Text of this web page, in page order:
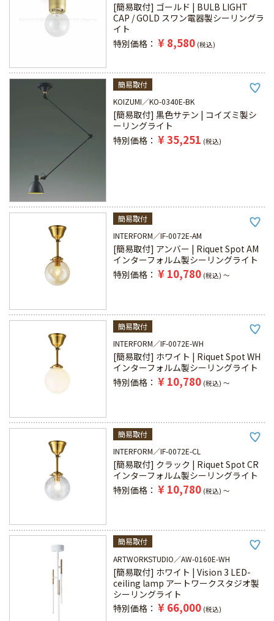
[簡易取付] ゴールド | BULB LIGHT
CAP / GOLD スワン電器製シーリングラ
イト
特別価格
¥ 8,580 税込
簡易取付
KOIZUMI
KO-0340E-BK
[簡易取付] 黒色サテン | コイズミ製シ
ーリングライト
特別価格
¥35,251 税込
簡易取付
INTERFORM
IF-0072E-AM
[簡易取付] アンバー | Riquet Spot AM
インターフォルム製シーリングライト
特別価格
¥ 10,780 税込 〜
簡易取付
INTERFORM
IF-0072E-WH
[簡易取付] ホワイト | Riquet Spot WH
インターフォルム製シーリングライト
特別価格
¥ 10,780 税込 〜
簡易取付
INTERFORM
IF-0072E-CL
[簡易取付] クラック | Riquet Spot CR
インターフォルム製シーリングライト
特別価格
¥ 10,780 税込 〜
簡易取付
ARTWORKSTUDIO
AW-0160E-WH
[簡易取付] ホワイト | Vision 3 LED-
ceiling lamp アートワークスタジオ製
シーリングライト
特別価格
¥ 66,000 税込